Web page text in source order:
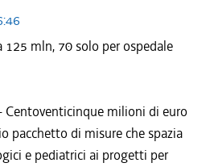
125 mln, 70 solo per ospedale
Centoventicinque milioni di euro
pacchetto di misure che spazia
e pediatrici ai progetti per